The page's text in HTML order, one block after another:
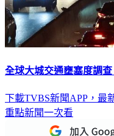
全球大城交通壅塞度調
下載TVBS新聞APP，最
重點新聞一次看